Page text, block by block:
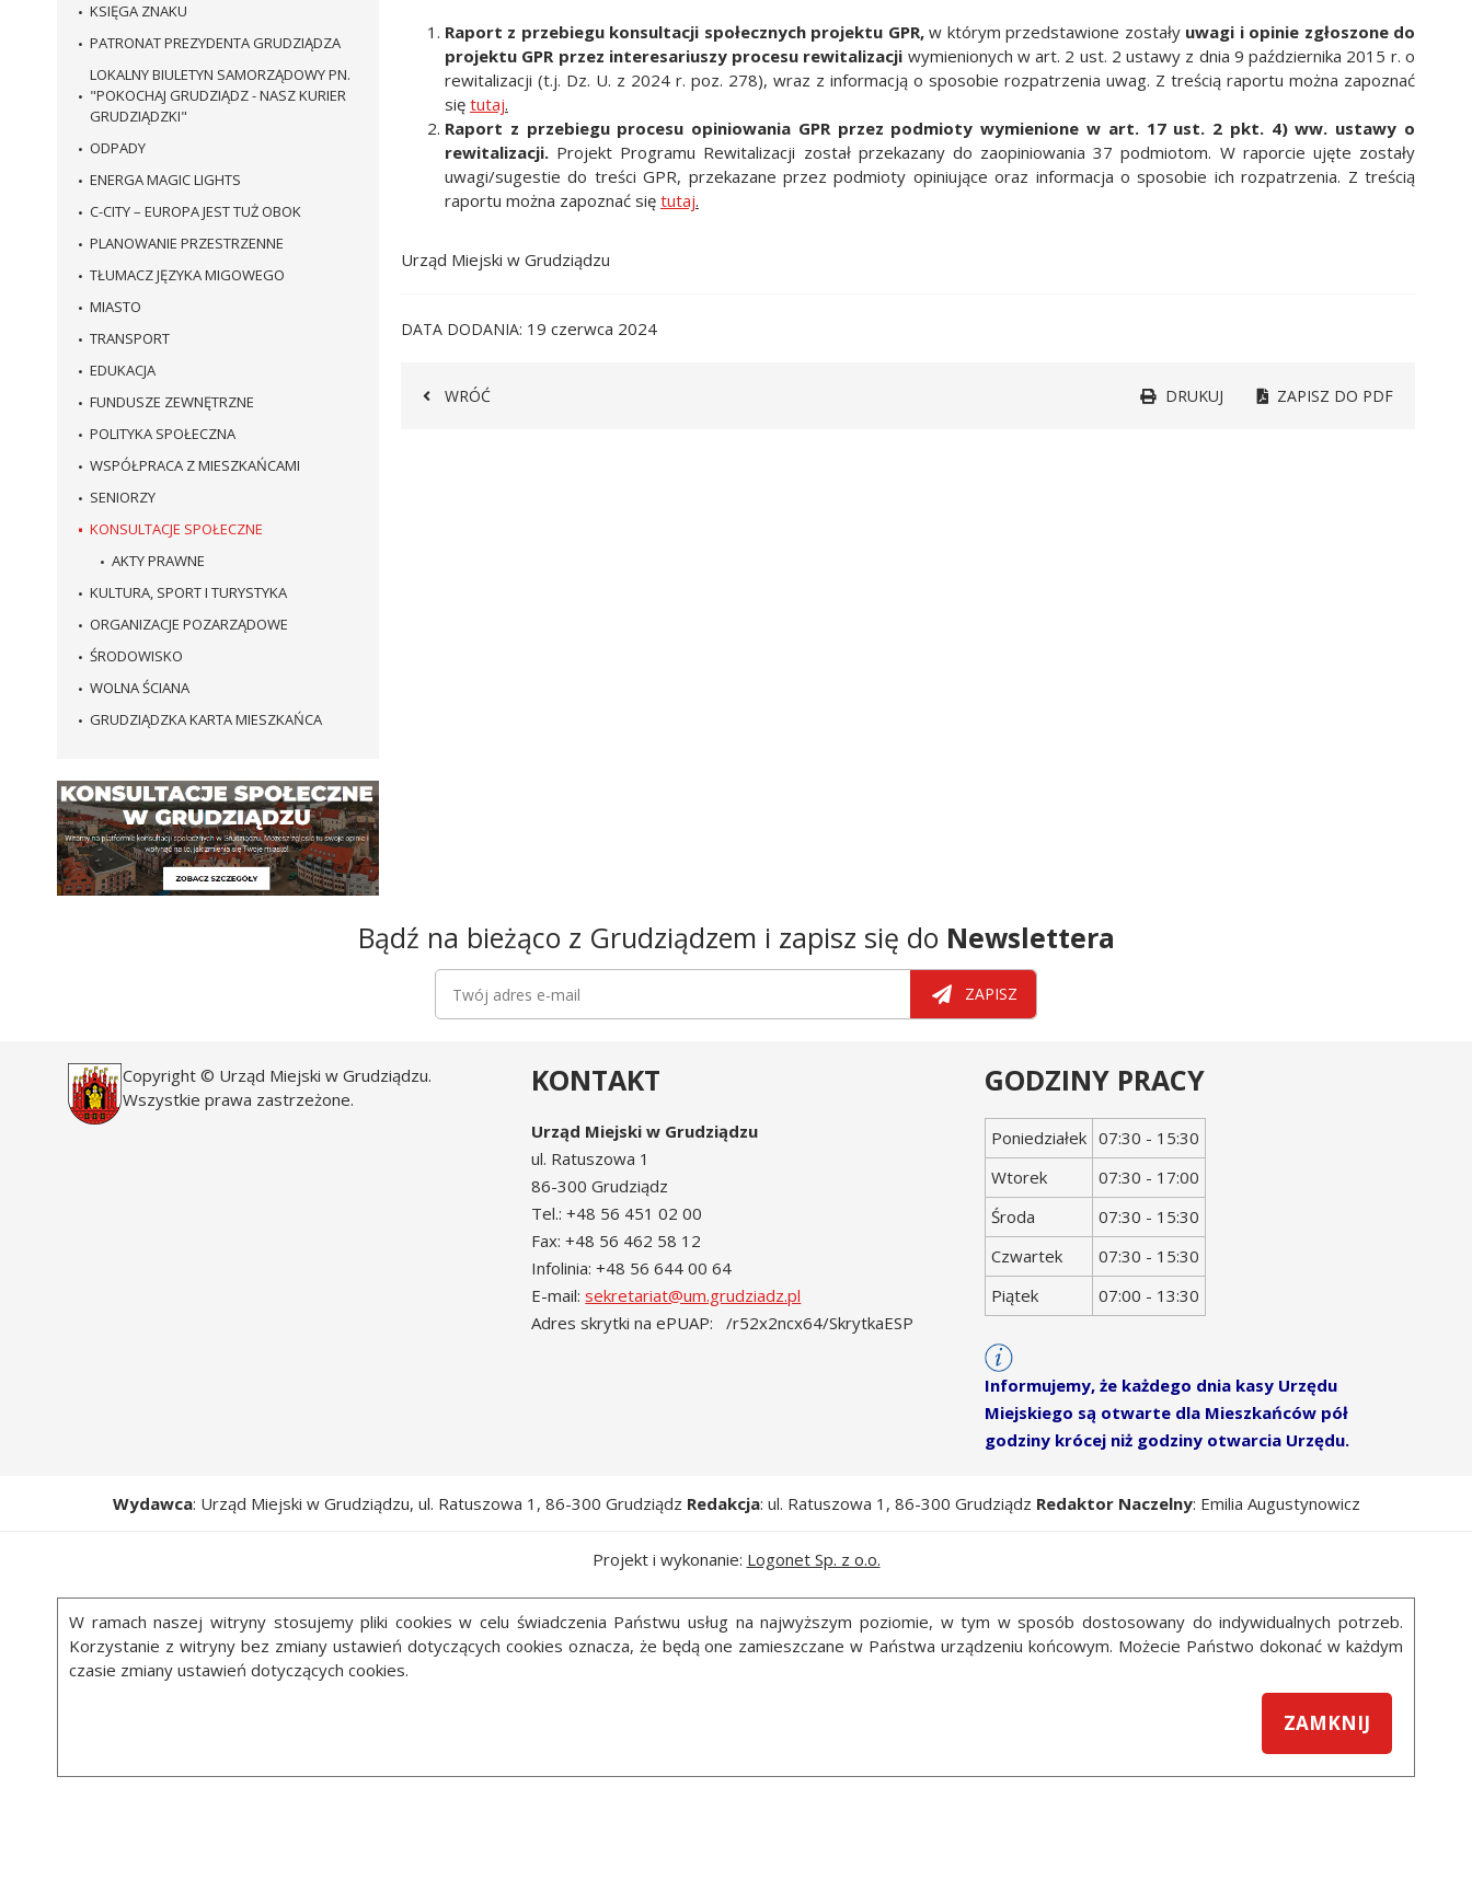
KSIĘGA ZNAKU
PATRONAT PREZYDENTA GRUDZIĄDZA
LOKALNY BIULETYN SAMORZĄDOWY PN.
"POKOCHAJ GRUDZIĄDZ - NASZ KURIER
GRUDZIĄDZKI"
ODPADY
ENERGA MAGIC LIGHTS
C-CITY – EUROPA JEST TUŻ OBOK
PLANOWANIE PRZESTRZENNE
TŁUMACZ JĘZYKA MIGOWEGO
MIASTO
TRANSPORT
EDUKACJA
FUNDUSZE ZEWNĘTRZNE
POLITYKA SPOŁECZNA
WSPÓŁPRACA Z MIESZKAŃCAMI
SENIORZY
KONSULTACJE SPOŁECZNE
AKTY PRAWNE
KULTURA, SPORT I TURYSTYKA
ORGANIZACJE POZARZĄDOWE
ŚRODOWISKO
WOLNA ŚCIANA
GRUDZIĄDZKA KARTA MIESZKAŃCA
Raport z przebiegu konsultacji społecznych projektu GPR,w którym przedstawione zostały uwagi i opinie zgłoszone do
projektu GPR przez interesariuszy procesu rewitalizacji wymienionych w art. 2 ust. 2 ustawy z dnia 9 października 2015 r. o
rewitalizacji (t.j. Dz. U. z 2024 r. poz. 278), wraz z informacją o sposobie rozpatrzenia uwag. Z treścią raportu można zapoznać
się tutaj.
Raport z przebiegu procesu opiniowania GPR przez podmioty wymienione w art. 17 ust. 2 pkt. 4) ww. ustawy o
rewitalizacji. Projekt Programu Rewitalizacji został przekazany do zaopiniowania 37 podmiotom. W raporcie ujęte zostały
uwagi/sugestie do treści GPR, przekazane przez podmioty opiniujące oraz informacja o sposobie ich rozpatrzenia. Z treścią
raportu można zapoznać się tutaj.
Urząd Miejski w Grudziądzu
DATA DODANIA 19 czerwca 2024
WRÓĆ DRUKUJ ZAPISZ DO PDF
Bądź na bieżąco z Grudziądzem i zapisz się do Newslettera
ZAPISZ
Copyright © Urząd Miejski w Grudziądzu.
Wszystkie prawa zastrzeżone.
KONTAKT
Urząd Miejski w Grudziądzu
ul. Ratuszowa 1
86-300 Grudziądz
Tel.: +48 56 451 02 00
Fax: +48 56 462 58 12
Infolinia: +48 56 644 00 64
E-mail:sekretariat@um.grudziadz.pl
Adres skrytki na ePUAP: /r52x2ncx64/SkrytkaESP
GODZINY PRACY
Dzień
tygodnia
Godziny
otwarcia
Poniedziałek 07:30 - 15:30
Wtorek
07:30 - 17:00
Środa
07:30 - 15:30
Czwartek
07:30 - 15:30
Piątek
07:00 - 13:30
Informujemy, że każdego dnia kasy Urzędu
Miejskiego są otwarte dla Mieszkańców pół
godziny krócej niż godziny otwarcia Urzędu.
Wydawca: Urząd Miejski w Grudziądzu, ul. Ratuszowa 1, 86-300 Grudziądz Redakcja: ul. Ratuszowa 1, 86-300 Grudziądz Redaktor Naczelny: Emilia Augustynowicz
Projekt i wykonanie: Logonet Sp. z o.o.
W ramach naszej witryny stosujemy pliki cookies w celu świadczenia Państwu usług na najwyższym poziomie, w tym w sposób dostosowany do indywidualnych potrzeb.
Korzystanie z witryny bez zmiany ustawień dotyczących cookies oznacza, że będą one zamieszczane w Państwa urządzeniu końcowym. Możecie Państwo dokonać w każdym
czasie zmiany ustawień dotyczących cookies.
ZAMKNIJ